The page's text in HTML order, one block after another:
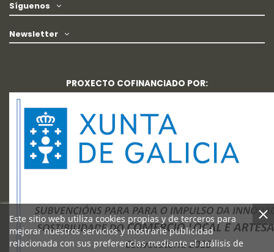
Este sitio web utiliza cookies propias y de terceros para
mejorar nuestros servicios y mostrarle publicidad
relacionada con sus preferencias mediante el análisis de
Síguenos
Newsletter
PROXECTO COFINANCIADO POR: